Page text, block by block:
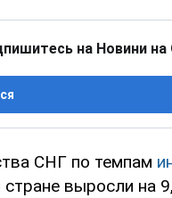
на Новини на
СНГ по темпам
выросли на